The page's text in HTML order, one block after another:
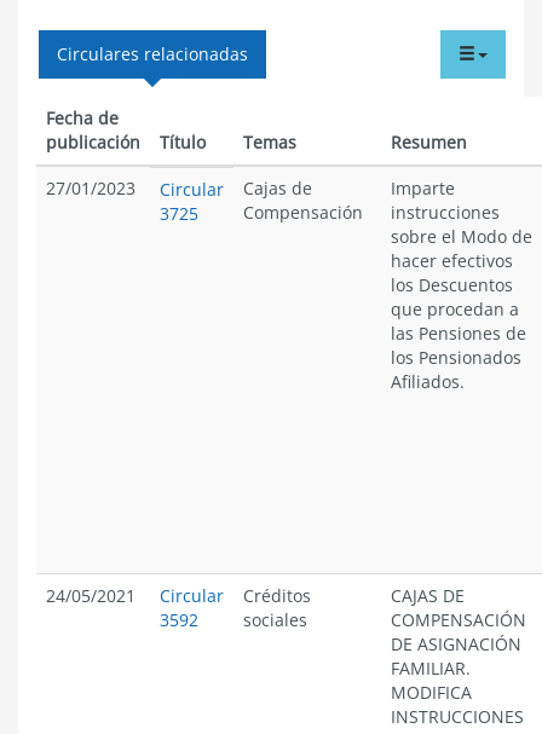
menu
Circulares relacionadas
Fecha de
publicación
Título Temas
Resumen
27/01/2023
Circular
3725
Cajas de
Compensación
Imparte
instrucciones
sobre el Modo de
hacer efectivos
los Descuentos
que procedan a
las Pensiones de
los Pensionados
Afiliados.
24/05/2021
Circular
3592
Créditos
sociales
CAJAS DE
COMPENSACIÓN
DE ASIGNACIÓN
FAMILIAR.
MODIFICA
INSTRUCCIONES